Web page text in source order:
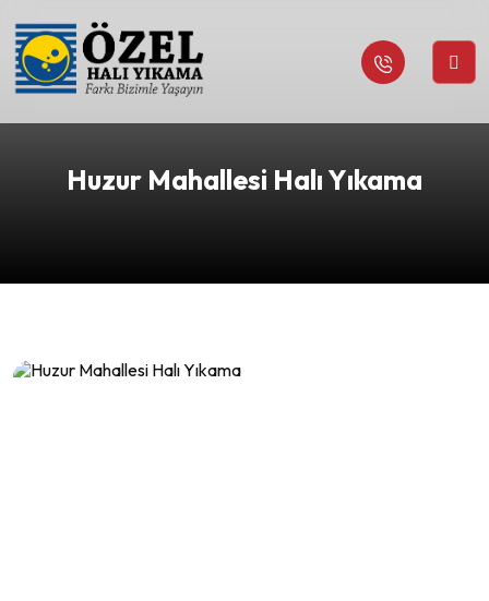
Huzur Mahallesi Halı Yıkama